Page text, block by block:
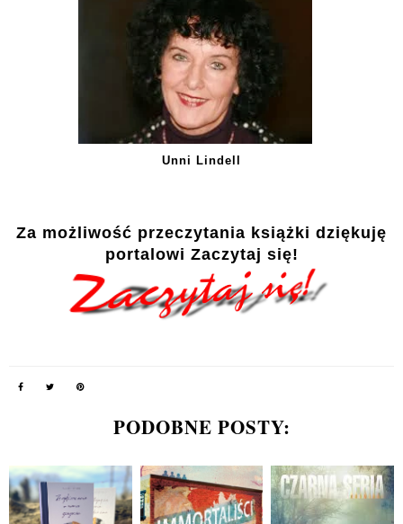
Unni Lindell
Za możliwość przeczytania książki dziękuję
portalowi Zaczytaj się!
PODOBNE POSTY: